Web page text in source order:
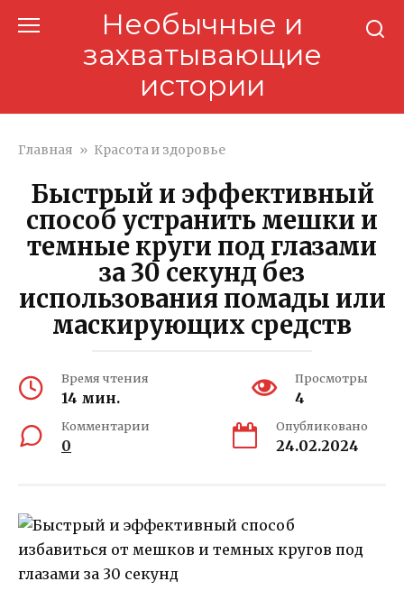
Необычные и
захватывающие
истории
Главная » Красота и здоровье
Быстрый и эффективный
способ устранить мешки и
темные круги под глазами
за 30 секунд без
использования помады или
маскирующих средств
Время чтения
14 мин.
Просмотры
4
Комментарии
0
Опубликовано
24.02.2024